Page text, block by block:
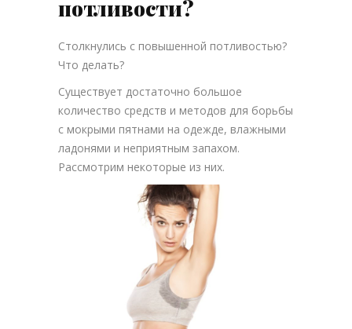
потливости?
Столкнулись с повышенной потливостью?
Что делать?
Существует достаточно большое
количество средств и методов для борьбы
с мокрыми пятнами на одежде, влажными
ладонями и неприятным запахом.
Рассмотрим некоторые из них.